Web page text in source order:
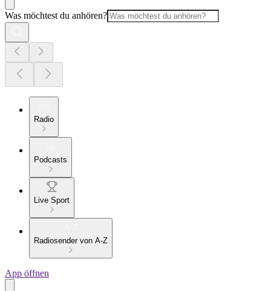
Was möchtest du anhören?
Radio
Podcasts
Live Sport
Radiosender von A-Z
App öffnen